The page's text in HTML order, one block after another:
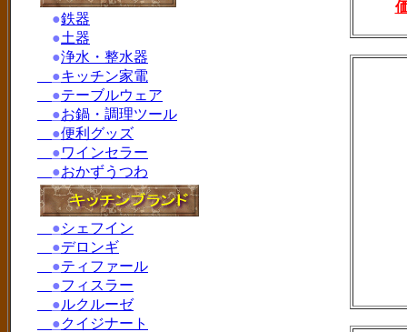
●鉄器
●土器
●浄水・整水器
●キッチン家電
●テーブルウェア
●お鍋・調理ツール
●便利グッズ
●ワインセラー
●おかずうつわ
●シェフイン
●デロンギ
●ティファール
●フィスラー
●ルクルーゼ
●クイジナート